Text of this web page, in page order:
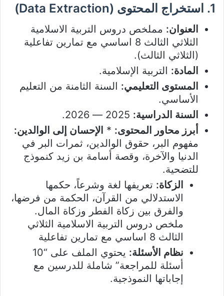
1. استخراج المحتوى (Data Extraction)
العنوان: مملخص دروس التربية الاسلامية
الثلاثي الثالث 8 اساسي مع تمارين تفاعلية
(الثلاثي الثالث).
المادة: التربية الإسلامية.
المستوى التعليمي: السنة الثامنة من التعليم
الأساسي.
السنة الدراسية:
أبرز محاور المحتوى: * الإحسان إلى الوالدين:
مفهوم البر، حقوق الوالدين، ثمرات البر في
الدنيا والآخرة، وقصة أسامة بن زيد كنموذج
للتضحية.
الزكاة: تعريفها لغة وشرعاً، حكمها
الاستدلالي من القرآن، الحكمة من فرضها،
والفرق بين زكاة الفطر وزكاة المال.
ملخص دروس التربية الاسلامية الثلاثي
الثالث 8 اساسي مع تمارين تفاعلية
نظام الأسئلة:
يحتوي الملف على “10
أسئلة للمراجعة” شاملة للدرسين مع
إجاباتها النموذجية.